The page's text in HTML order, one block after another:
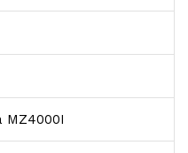
MZ4000I